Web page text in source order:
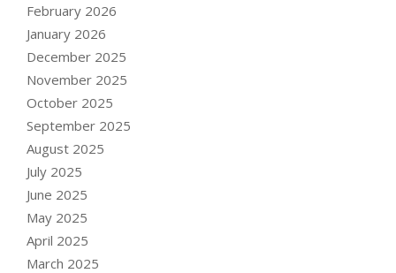
February 2026
January 2026
December 2025
November 2025
October 2025
September 2025
August 2025
July 2025
June 2025
May 2025
April 2025
March 2025